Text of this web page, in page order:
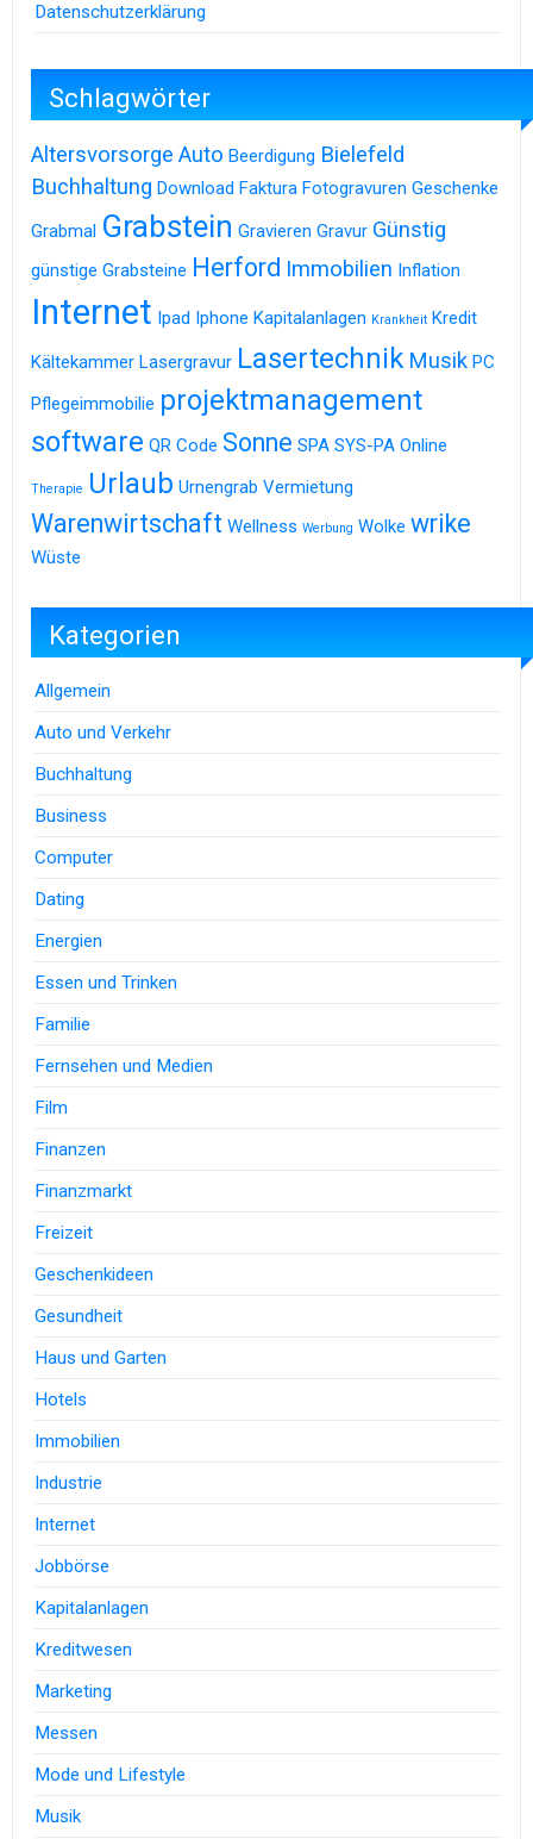
Datenschutzerklärung
Schlagwörter
Altersvorsorge Auto Beerdigung Bielefeld
Buchhaltung Download Faktura Fotogravuren Geschenke
Grabmal Grabstein Gravieren Gravur Günstig
günstige Grabsteine Herford Immobilien Inflation
Internet Ipad Iphone Kapitalanlagen Krankheit Kredit
Kältekammer Lasergravur Lasertechnik Musik PC
Pflegeimmobilie projektmanagement
software QR Code Sonne SPA SYS-PA Online
Therapie Urlaub Urnengrab Vermietung
Warenwirtschaft Wellness Werbung Wolke wrike
Wüste
Kategorien
Allgemein
Auto und Verkehr
Buchhaltung
Business
Computer
Dating
Energien
Essen und Trinken
Familie
Fernsehen und Medien
Film
Finanzen
Finanzmarkt
Freizeit
Geschenkideen
Gesundheit
Haus und Garten
Hotels
Immobilien
Industrie
Internet
Jobbörse
Kapitalanlagen
Kreditwesen
Marketing
Messen
Mode und Lifestyle
Musik